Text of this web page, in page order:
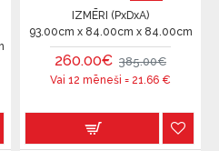
IZMĒRI (PxDxA)
93.00cm x 84.00cm x 84.00cm
260.00€ 385.00€
Vai 12 mēneši = 21.66 €